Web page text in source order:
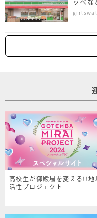
高校生が御殿場を変える!!地
活性プロジェクト